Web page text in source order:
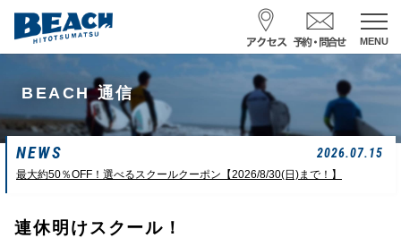
MENU
スクール予約・お問合せ
レンタル予約
サーフ ナミイーヨ
0475-32-7314
BEACH 通信
NEWS 2026.07.15
最大約50％OFF！選べるスクールクーポン【2026/8/30(日)まで！】
連休明けスクール！